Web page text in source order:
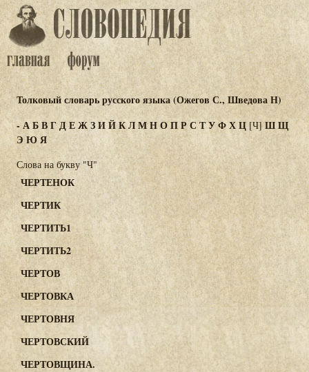
Толковый словарь русского языка (Ожегов С., Шведова Н)
-АБВГДЕЖЗИЙКЛМНОПР СТУФХЦ [Ч] ШЩ
Э Ю Я
Слова на букву "Ч"
ЧЕРТЕНОК
ЧЕРТИК
ЧЕРТИТЬ1
ЧЕРТИТЬ2
ЧЕРТОВ
ЧЕРТОВКА
ЧЕРТОВНЯ
ЧЕРТОВСКИЙ
ЧЕРТОВЩИНА.